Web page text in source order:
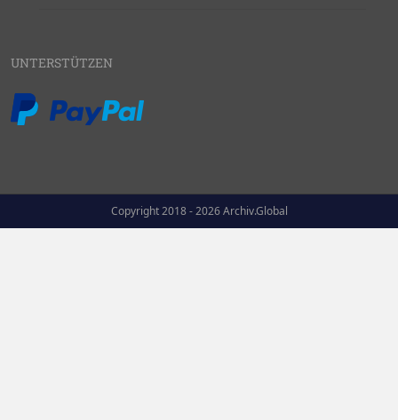
UNTERSTÜTZEN
Copyright 2018 - 2026 Archiv.Global